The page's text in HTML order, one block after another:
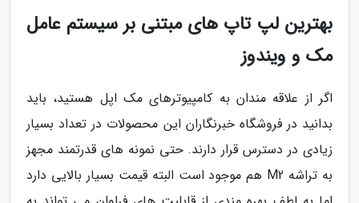
بهترین لپ تاپ های مبتنی بر سیستم عامل
مک و ویندوز
اگر از علاقه مندان به کامپیوترهای مک اپل هستید، باید
بدانید در فروشگاه خبرنگاران این محصولات در تعداد بسیار
زیادی در دسترس قرار دارند. حتی نمونه های قدرتمند مجهز
به تراشه M2 هم موجود است البته قیمت بسیار بالایی دارد